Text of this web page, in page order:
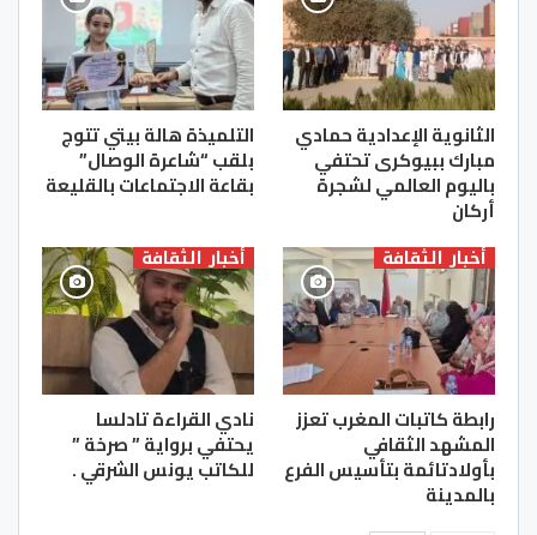
الثانوية الإعدادية حمادي
مبارك ببيوكرى تحتفي
باليوم العالمي لشجرة
أركان
التلميذة هالة بيتي تتوج
بلقب “شاعرة الوصال”
بقاعة الاجتماعات بالقليعة
أخبار الثقافة
رابطة كاتبات المغرب تعزز
المشهد الثقافي
بأولادتائمة بتأسيس الفرع
بالمدينة
أخبار الثقافة
نادي القراءة تادلسا
يحتفي برواية ” صرخة ”
للكاتب يونس الشرقي .